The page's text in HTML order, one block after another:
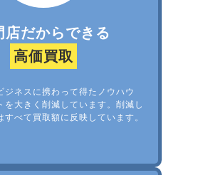
店だからできる
高価買取
ジネスに携わって得たノウハウ
を大きく削減しています。削減し
すべて買取額に反映しています。